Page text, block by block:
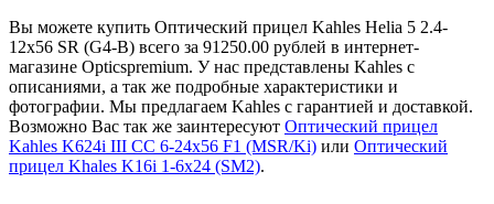
Вы можете купить Оптический прицел Kahles Helia 5 2.4-
12x56 SR (G4-B) всего за 91250.00 рублей в интернет-
магазине Opticspremium. У нас представлены Kahles с
описаниями, а так же подробные характеристики и
фотографии. Мы предлагаем Kahles с гарантией и доставкой.
Возможно Вас так же заинтересуют Оптический прицел
Kahles K624i III CC 6-24x56 F1 (MSR/Ki) или Оптический
прицел Khales K16i 1-6х24 (SM2).